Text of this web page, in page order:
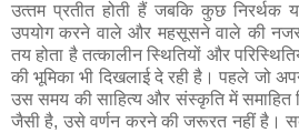
उत्‍तम प्रतीत होती हैं जबकि कुछ
उपयोग करने वाले और महसूसने वाले की नजर
तय होता है तत्‍कालीन स्थितियों और
की भूमिका भी दिखलाई दे रही है। पहले जो
उस समय की साहित्‍य और संस्‍कृति में समाहित
जैसी है, उसे वर्णन करने की जरूरत नहीं है।